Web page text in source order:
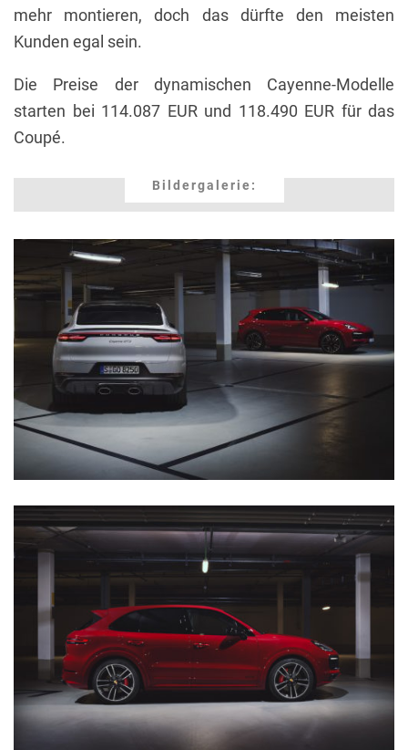
mehr montieren, doch das dürfte den meisten
Kunden egal sein.
Die Preise der dynamischen Cayenne-Modelle
starten bei 114.087 EUR und 118.490 EUR für das
Coupé.
Bildergalerie: